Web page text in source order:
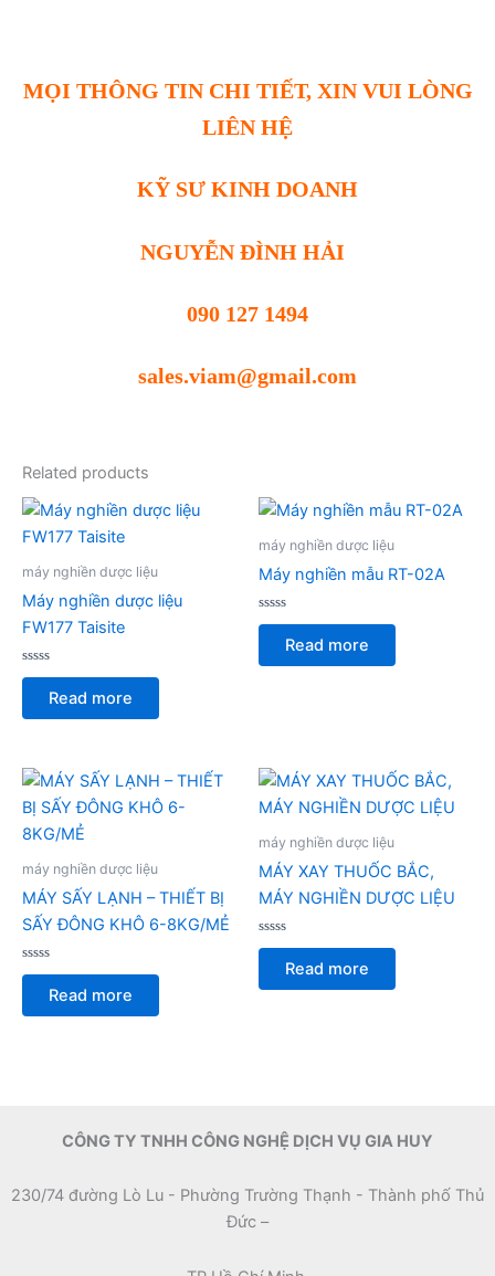
MỌI THÔNG TIN CHI TIẾT, XIN VUI LÒNG
LIÊN HỆ
KỸ SƯ KINH DOANH
NGUYỄN ĐÌNH HẢI
090 127 1494
sales.viam@gmail.com
Related products
máy nghiền dược liệu
Máy nghiền dược liệu
FW177 Taisite
Rated
of
Read more
máy nghiền dược liệu
Máy nghiền mẫu RT-02A
Rated
of
Read more
máy nghiền dược liệu
MÁY SẤY LẠNH – THIẾT BỊ
SẤY ĐÔNG KHÔ 6-8KG/MẺ
Rated
of
Read more
máy nghiền dược liệu
MÁY XAY THUỐC BẮC,
MÁY NGHIỀN DƯỢC LIỆU
Rated
of
Read more
CÔNG TY TNHH CÔNG NGHỆ DỊCH VỤ GIA HUY
230/74 đường Lò Lu - Phường Trường Thạnh - Thành phố Thủ
Đức –